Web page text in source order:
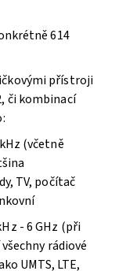
614
přístroji
či kombinací
(včetně
TV, počítač
- 6 GHz (při
rádiové
UMTS, LTE,